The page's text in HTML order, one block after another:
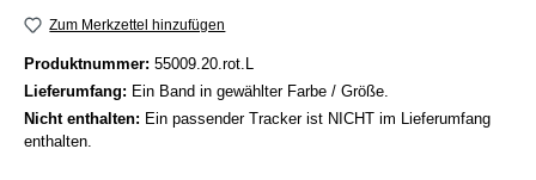
Zum Merkzettel hinzufügen
Produktnummer: 55009.20.rot.L
Lieferumfang: Ein Band in gewählter Farbe / Größe.
Nicht enthalten: Ein passender Tracker ist NICHT im Lieferumfang
enthalten.